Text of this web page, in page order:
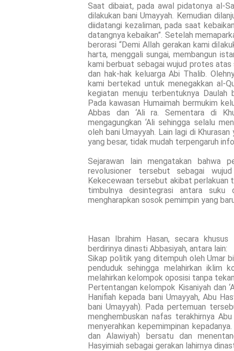
Saat dibaiat, pada awal pidatonya al-
dilakukan bani Umayyah. Kemudian
diidatangi kezaliman, pada saat
datangnya kebaikan”. Setelah
berorasi “Demi Allah gerakan kami
harta, menggali sungai, membangun
kami berbuat sebagai wujud protes atas
dan hak-hak keluarga Abi Thalib.
kami bertekad untuk menegakkan al-
kegiatan menuju terbentuknya Daulah
Pada kawasan Humaimah bermukim
Abbas dan ‘Ali ra. Sementara di
mengagungkan ‘Ali sehingga selalu
oleh bani Umayyah. Lain lagi di
yang besar, tidak mudah terpengaruh
Sejarawan lain mengatakan bahwa
revolusioner tersebut sebagai
Kekecewaan tersebut akibat perlakuan
timbulnya desintegrasi antara suku
mengharapkan sosok pemimpin yang
Hasan Ibrahim Hasan, secara
berdirinya dinasti Abbasiyah, antara lain:
Sikap politik yang ditempuh oleh Umar
penduduk sehingga melahirkan iklim
melahirkan kelompok oposisi tanpa
Pertentangan kelompok Kisaniyah dan
Hanifiah kepada bani Umayyah, Abu
bani Umayyah). Pada pertemuan
menghembuskan nafas terakhirnya
menyerahkan kepemimpinan
dan Alawiyah) bersatu dan
Hasyimiah sebagai gerakan lahirnya